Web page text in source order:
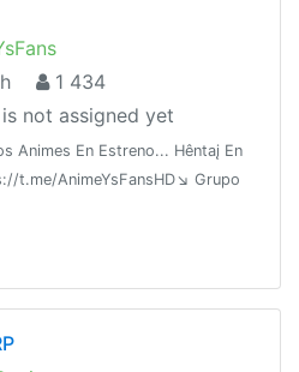
1 434
not assigned yet
Animes En Estreno... Hêntaį En
t.me/AnimeYsFansHD↘️ Grupo
t.me/joinchat/
AnimeYsHentaila